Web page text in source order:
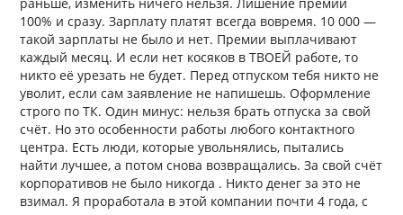
100% и сразу. Зарплату платят всегда вовремя. 10 000 —
такой зарплаты не было и нет. Премии выплачивают
каждый месяц. И если нет косяков в ТВОЕЙ работе, то
никто её урезать не будет. Перед отпуском тебя никто не
уволит, если сам заявление не напишешь. Оформление
строго по ТК. Один минус: нельзя брать отпуска за свой
счёт. Но это особенности работы любого контактного
центра. Есть люди, которые увольнялись, пытались
найти лучшее, а потом снова возвращались. За свой счёт
корпоративов не было никогда . Никто денег за это не
взимал. Я проработала в этой компании почти 4 года, с